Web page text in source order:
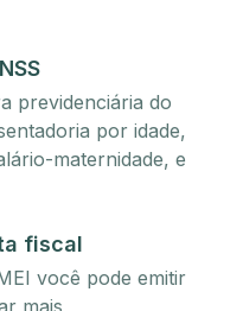
previdenciária do
por idade,
maternidade, e
fiscal
você pode emitir